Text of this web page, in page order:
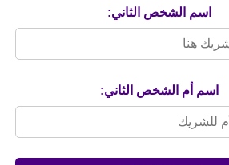
اسم الشخص الثاني:
اسم أم الشخص الثاني: